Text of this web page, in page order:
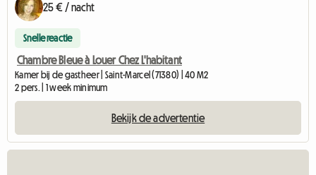
25 € / nacht
Snelle reactie
Chambre Bleue à Louer Chez L'habitant
Kamer bij de gastheer | Saint-Marcel (71380) | 40 M2
2 pers. | 1 week minimum
Bekijk de advertentie